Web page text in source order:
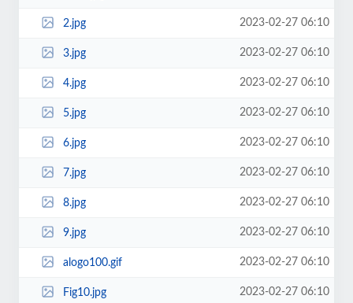
2.jpg 2023-02-27 06:10
3.jpg 2023-02-27 06:10
4.jpg 2023-02-27 06:10
5.jpg 2023-02-27 06:10
6.jpg 2023-02-27 06:10
7.jpg 2023-02-27 06:10
8.jpg 2023-02-27 06:10
9.jpg 2023-02-27 06:10
alogo100.gif 2023-02-27 06:10
Fig10.jpg 2023-02-27 06:10